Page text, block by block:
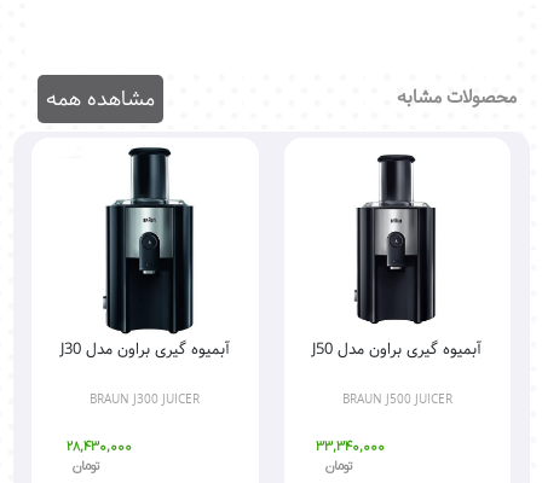
محصولات مشابه مشاهده همه
آبمیوه گیری براون مدل J50
BRAUN J500 JUICER
33,340,000
تومان
آبمیوه گیری براون مدل J30
BRAUN J300 JUICER
28,430,000
تومان